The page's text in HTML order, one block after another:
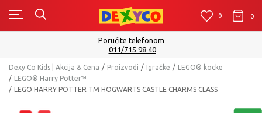
0 0 0
Isporuku možete očekivati u roku od 2 do 4 radna dana!
Pogledaj više
Dexy Co Kids | Akcija & Cena Proizvodi Igračke
LEGO® kocke
LEGO® Harry Potter™
LEGO HARRY POTTER TM HOGWARTS CASTLE CHARMS CLASS